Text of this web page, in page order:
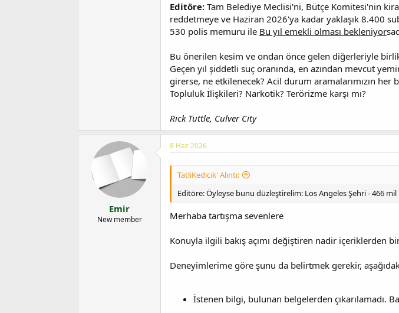
Editöre: Tam Belediye Meclisi'ni, Bütçe Komitesi'nin
reddetmeye ve Haziran 2026'ya kadar yaklaşık 8.400
530 polis memuru ile Bu yıl emekli olması bekleniyor
Bu önerilen kesim ve ondan önce gelen diğerleriyle
Geçen yıl şiddetli suç oranında, en azından mevcut
girerse, ne etkilenecek? Acil durum aramalarımızın
Topluluk İlişkileri? Narkotik? Terörizme karşı mı?
Rick Tuttle, Culver City
Emir
New member
8 Haz 2026
TatliKedicik' Alıntı:
Editöre: Öyleyse bunu düzleştirelim: Los Angeles Şehri - 466
Merhaba tartışma sevenlere
Konuyla ilgili bakış açımı değiştiren nadir içeriklerden
Deneyimlerime göre şunu da belirtmek gerekir,
İstenen bilgi, bulunan belgelerden çıkarılamadı.